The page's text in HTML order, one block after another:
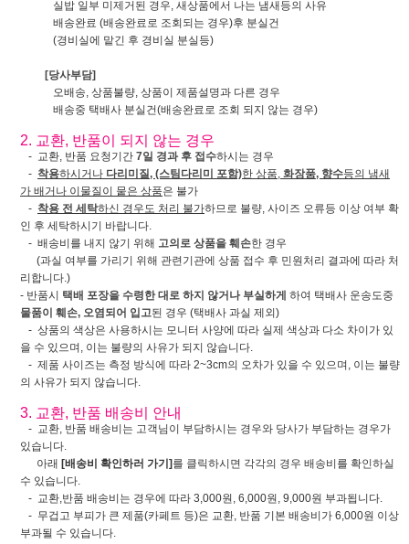
실밥 일부 미제거된 경우, 새상품에서 나는 냄새등의 사유
배송완료 (배송완료로 조회되는 경우)후 분실건
(경비실에 맡긴 후 경비실 분실등)
[당사부담]
오배송, 상품불량, 상품이 제품설명과 다른 경우
배송중 택배사 분실건(배송완료로 조회 되지 않는 경우)
2. 교환, 반품이 되지 않는 경우
- 교환, 반품 요청기간 7일 경과 후 접수하시는 경우
- 착용하시거나 다리미질, (스팀다리미 포함)한 상품, 화장품, 향수등의 냄새
가 배거나 이물질이 뭍은 상품은 불가
- 착용 전 세탁하신 경우도 처리 불가하므로 불량, 사이즈 오류등 이상 여부 확
인 후 세탁하시기 바랍니다.
- 배송비를 내지 않기 위해 고의로 상품을 훼손한 경우
(과실 여부를 가리기 위해 관련기관에 상품 접수 후 민원처리 결과에 따라 처
리합니다.)
- 반품시 택배 포장을 수령한 대로 하지 않거나 부실하게 하여 택배사 운송도중
물품이 훼손, 오염되어 입고된 경우 (택배사 과실 제외)
- 상품의 색상은 사용하시는 모니터 사양에 따라 실제 색상과 다소 차이가 있
을 수 있으며, 이는 불량의 사유가 되지 않습니다.
- 제품 사이즈는 측정 방식에 따라 2~3cm의 오차가 있을 수 있으며, 이는 불량
의 사유가 되지 않습니다.
3. 교환, 반품 배송비 안내
- 교환, 반품 배송비는 고객님이 부담하시는 경우와 당사가 부담하는 경우가
있습니다.
아래 [배송비 확인하러 가기]를 클릭하시면 각각의 경우 배송비를 확인하실
수 있습니다.
- 교환,반품 배송비는 경우에 따라 3,000원, 6,000원, 9,000원 부과됩니다.
- 무겁고 부피가 큰 제품(카페트 등)은 교환, 반품 기본 배송비가 6,000원 이상
부과될 수 있습니다.